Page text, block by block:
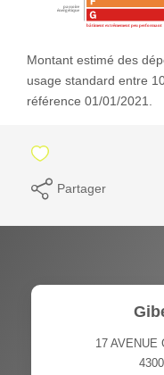
Montant estimé des
usage standard entre
référence 01/01/2021.
Partager
17 AVENUE